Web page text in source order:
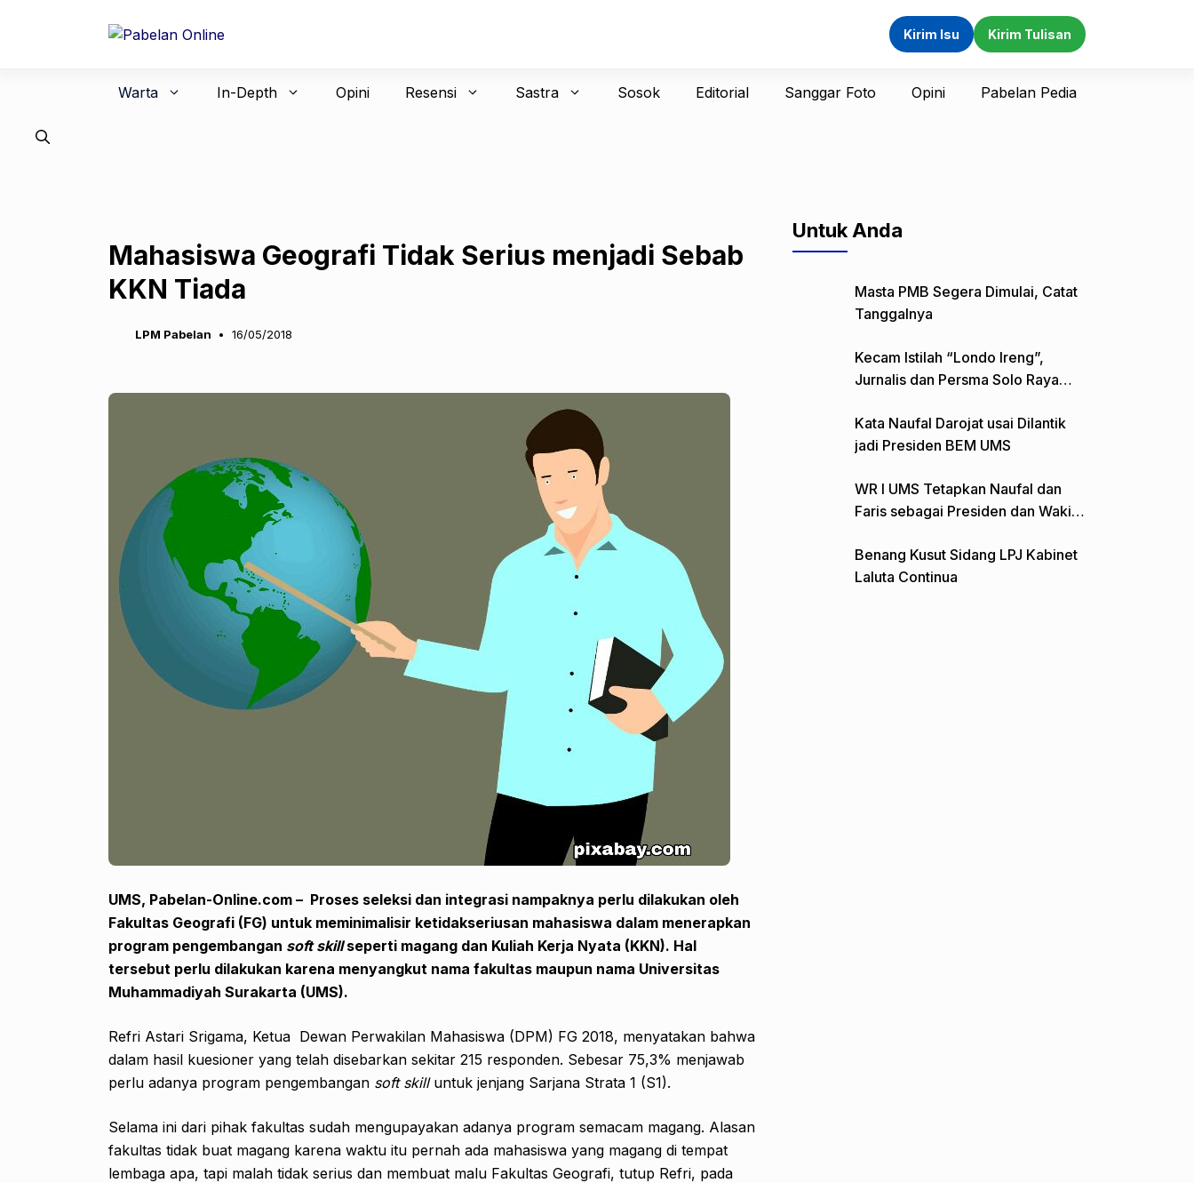
Kirim Isu Kirim Tulisan
Warta In-Depth Opini Resensi Sastra Sosok Editorial Sanggar Foto Opini Pabelan Pedia
Mahasiswa Geografi Tidak Serius menjadi Sebab
KKN Tiada
LPM Pabelan 16/05/2018
UMS, Pabelan-Online.com – Proses seleksi dan integrasi nampaknya perlu dilakukan oleh
Fakultas Geografi (FG) untuk meminimalisir ketidakseriusan mahasiswa dalam menerapkan
program pengembangan soft skillseperti magang dan Kuliah Kerja Nyata (KKN). Hal
tersebut perlu dilakukan karena menyangkut nama fakultas maupun nama Universitas
Muhammadiyah Surakarta (UMS).
Refri Astari Srigama, Ketua Dewan Perwakilan Mahasiswa (DPM) FG 2018, menyatakan bahwa
dalam hasil kuesioner yang telah disebarkan sekitar 215 responden. Sebesar 75,3% menjawab
perlu adanya program pengembangan soft skilluntuk jenjang Sarjana Strata 1 (S1).
Selama ini dari pihak fakultas sudah mengupayakan adanya program semacam magang. Alasan
fakultas tidak buat magang karena waktu itu pernah ada mahasiswa yang magang di tempat
lembaga apa, tapi malah tidak serius dan membuat malu Fakultas Geografi, tutup Refri, pada
Untuk Anda
Masta PMB Segera Dimulai, Catat
Tanggalnya
Kecam Istilah “Londo Ireng”,
Jurnalis dan Persma Solo Raya
Kata Naufal Darojat usai Dilantik
jadi Presiden BEM UMS
WR I UMS Tetapkan Naufal dan
Faris sebagai Presiden dan Wakil
Benang Kusut Sidang LPJ Kabinet
Laluta Continua